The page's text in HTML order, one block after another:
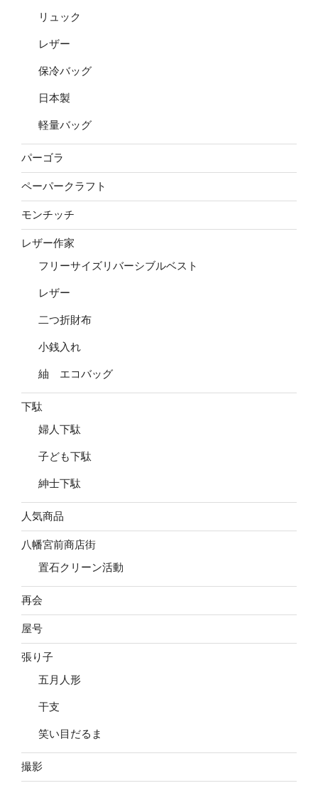
リュック
レザー
保冷バッグ
日本製
軽量バッグ
パーゴラ
ペーパークラフト
モンチッチ
レザー作家
フリーサイズリバーシブルベスト
レザー
二つ折財布
小銭入れ
紬 エコバッグ
下駄
婦人下駄
子ども下駄
紳士下駄
人気商品
八幡宮前商店街
置石クリーン活動
再会
屋号
張り子
五月人形
干支
笑い目だるま
撮影